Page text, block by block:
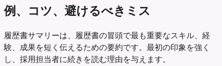
例、コツ、避けるべきミス
履歴書サマリーは、履歴書の冒頭で最も重要なスキル、経
験、成果を短く伝えるための要約です。最初の印象を強く
し、採用担当者に続きを読む理由を与えます。